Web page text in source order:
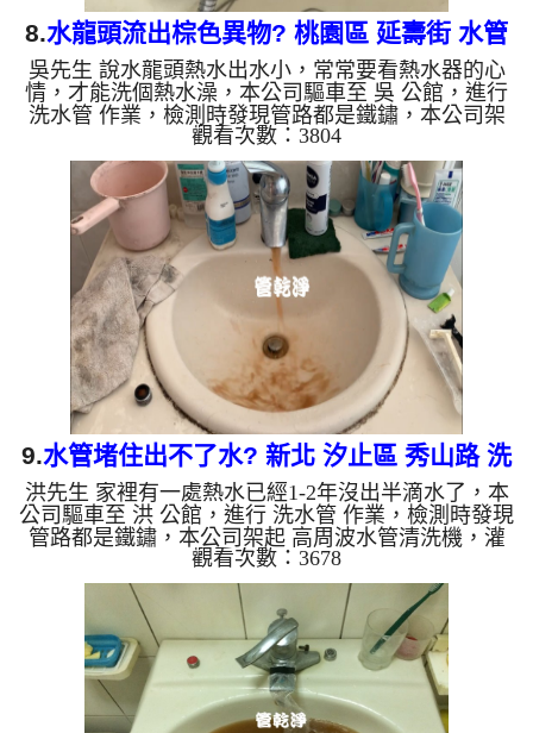
8.水龍頭流出棕色異物? 桃園區 延壽街 水管
清洗
吳先生 說水龍頭熱水出水小，常常要看熱水器的心
情，才能洗個熱水澡，本公司驅車至 吳 公館，進行
洗水管 作業，檢測時發現管路都是鐵鏽，本公司架
起 高周波水管清洗機，灌入 檸檬酸水 至管路裡面，
等了約15分，開啟 水管清洗機 ，啟動 螺旋波 模式，
一開始就流出棕色髒水，還一直掉出棕色異物(鐵鏽
塊)，如下圖片影片，一個多小時後， 熱水出水量明
顯變大，吳先生能洗個痛快的熱水澡了!! 如是自來
水，如水管老化，會產生鐵鏽跟泥沙堆積，洗出來的
水就會是咖啡色，地下水含有氧化錳，管壁上會結成
黑色管垢，洗出...
觀看次數：3804
9.水管堵住出不了水? 新北 汐止區 秀山路 洗
水管
洪先生 家裡有一處熱水已經1-2年沒出半滴水了，本
公司驅車至 洪 公館，進行 洗水管 作業，檢測時發現
管路都是鐵鏽，本公司架起 高周波水管清洗機，灌
入 檸檬酸水 至管路裡面，等了約15分，開啟 水管清
洗機 ，啟動 螺旋波 模式，一開始就流出棕色髒水，
像是咖啡一樣，如下圖片影片，過程中堵住多次，改
用特殊工法，兩個多小時後， 出水量恢復正常，洪
先生有水可以用了!! 如是自來水，如水管老化，會產
生鐵鏽跟泥沙堆積，洗出來的水就會是咖啡色，地下
水含有氧化錳，管壁上會結成黑色管垢，洗出來的水
會跟石油一...
觀看次數：3678